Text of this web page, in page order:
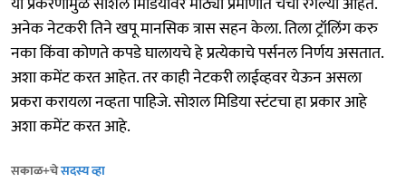
अनेक नेटकरी तिने खपू मानसिक त्रास सहन केला. तिला ट्रॉलिंग करु
नका किंवा कोणते कपडे घालायचे हे प्रत्येकाचे पर्सनल निर्णय असतात.
अशा कमेंट करत आहेत. तर काही नेटकरी लाईव्हवर येऊन असला
प्रकरा करायला नव्हता पाहिजे. सोशल मिडिया स्टंटचा हा प्रकार आहे
अशा कमेंट करत आहे.
सकाळ+चेसदस्य व्हा